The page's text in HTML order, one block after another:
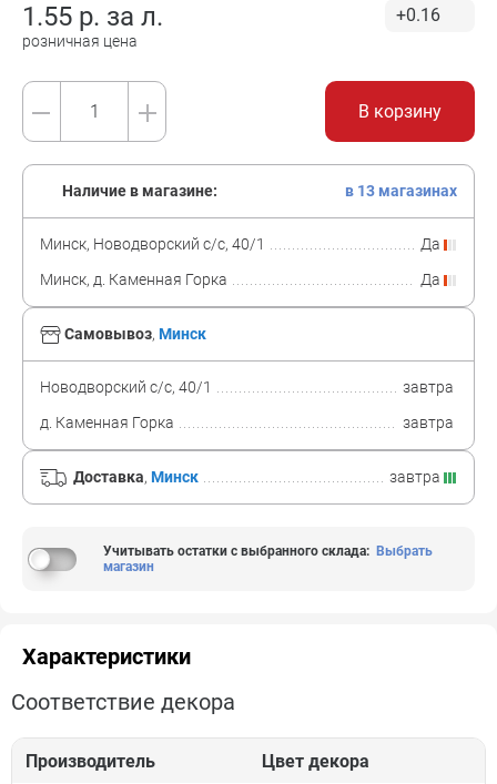
1.55 р. за л.
розничная цена
+0.16
В корзину
Самовывоз, Минск
Новодворский с/с, 40/1
завтра
д. Каменная Горка
завтра
Доставка, Минск завтра
Наличие в магазине: в 13 магазинах
Минск, Новодворский с/с, 40/1
Да
Минск, д. Каменная Горка
Да
Учитывать остатки с выбранного склада: Выбрать
магазин
Характеристики
Соответствие декора
Производитель Цвет декора